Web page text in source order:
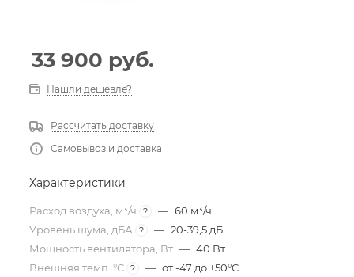
33 900 руб.
Нашли дешевле?
Рассчитать доставку
Самовывоз и доставка
Характеристики
Расход воздуха, м³/ч ? — 60 м³/ч
Уровень шума, дБА
? — 20-39,5 дБ
Мощность вентилятора, Вт — 40 Вт
Внешняя темп. °C ? — от -47 до +50°C